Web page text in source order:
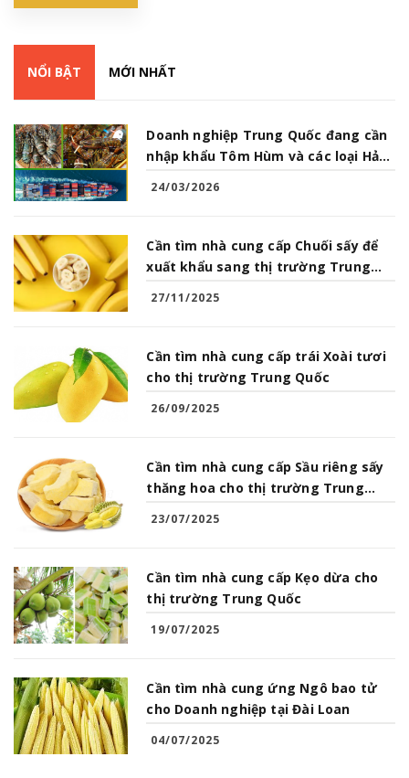
NỔI BẬT MỚI NHẤT
Doanh nghiệp Trung Quốc đang cần
nhập khẩu Tôm Hùm và các loại Hải
24/03/2026
Cần tìm nhà cung cấp Chuối sấy để
xuất khẩu sang thị trường Trung
27/11/2025
Cần tìm nhà cung cấp trái Xoài tươi
cho thị trường Trung Quốc
26/09/2025
Cần tìm nhà cung cấp Sầu riêng sấy
thăng hoa cho thị trường Trung
23/07/2025
Cần tìm nhà cung cấp Kẹo dừa cho
thị trường Trung Quốc
19/07/2025
Cần tìm nhà cung ứng Ngô bao tử
cho Doanh nghiệp tại Đài Loan
04/07/2025